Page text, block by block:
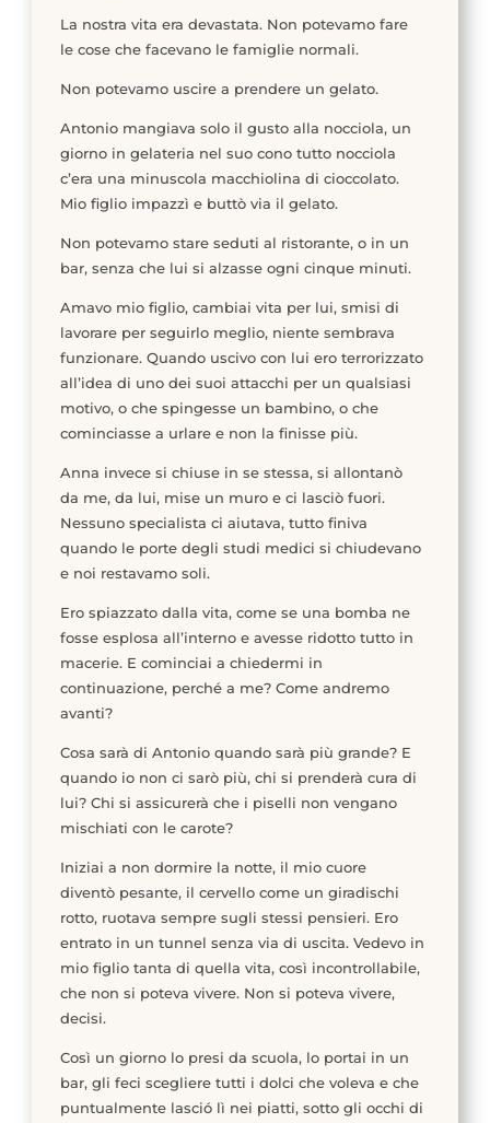
La nostra vita era devastata. Non potevamo fare
le cose che facevano le famiglie normali.
Non potevamo uscire a prendere un gelato.
Antonio mangiava solo il gusto alla nocciola, un
giorno in gelateria nel suo cono tutto nocciola
c’era una minuscola macchiolina di cioccolato.
Mio figlio impazzì e buttò via il gelato.
Non potevamo stare seduti al ristorante, o in un
bar, senza che lui si alzasse ogni cinque minuti.
Amavo mio figlio, cambiai vita per lui, smisi di
lavorare per seguirlo meglio, niente sembrava
funzionare. Quando uscivo con lui ero terrorizzato
all’idea di uno dei suoi attacchi per un qualsiasi
motivo, o che spingesse un bambino, o che
cominciasse a urlare e non la finisse più.
Anna invece si chiuse in se stessa, si allontanò
da me, da lui, mise un muro e ci lasciò fuori.
Nessuno specialista ci aiutava, tutto finiva
quando le porte degli studi medici si chiudevano
e noi restavamo soli.
Ero spiazzato dalla vita, come se una bomba ne
fosse esplosa all’interno e avesse ridotto tutto in
macerie. E cominciai a chiedermi in
continuazione, perché a me? Come andremo
avanti?
Cosa sarà di Antonio quando sarà più grande? E
quando io non ci sarò più, chi si prenderà cura di
lui? Chi si assicurerà che i piselli non vengano
mischiati con le carote?
Iniziai a non dormire la notte, il mio cuore
diventò pesante, il cervello come un giradischi
rotto, ruotava sempre sugli stessi pensieri. Ero
entrato in un tunnel senza via di uscita. Vedevo in
mio figlio tanta di quella vita, così incontrollabile,
che non si poteva vivere. Non si poteva vivere,
decisi.
Così un giorno lo presi da scuola, lo portai in un
bar, gli feci scegliere tutti i dolci che voleva e che
puntualmente lasció lì nei piatti, sotto gli occhi di